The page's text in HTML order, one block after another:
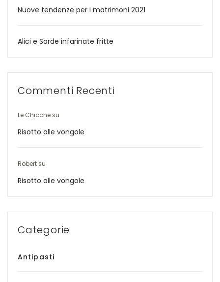
Nuove tendenze per i matrimoni 2021
Alici e Sarde infarinate fritte
Commenti Recenti
Le Chicche su
Risotto alle vongole
Robert su
Risotto alle vongole
Categorie
Antipasti